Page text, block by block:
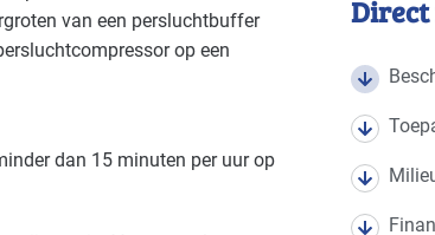
- verf en drukinkt Basis
van een persluchtbuffer
op een
dan 15 minuten per uur op